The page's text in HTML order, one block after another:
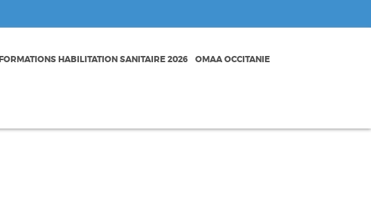
FORMATIONS HABILITATION SANITAIRE 2026 OMAA OCCITANIE